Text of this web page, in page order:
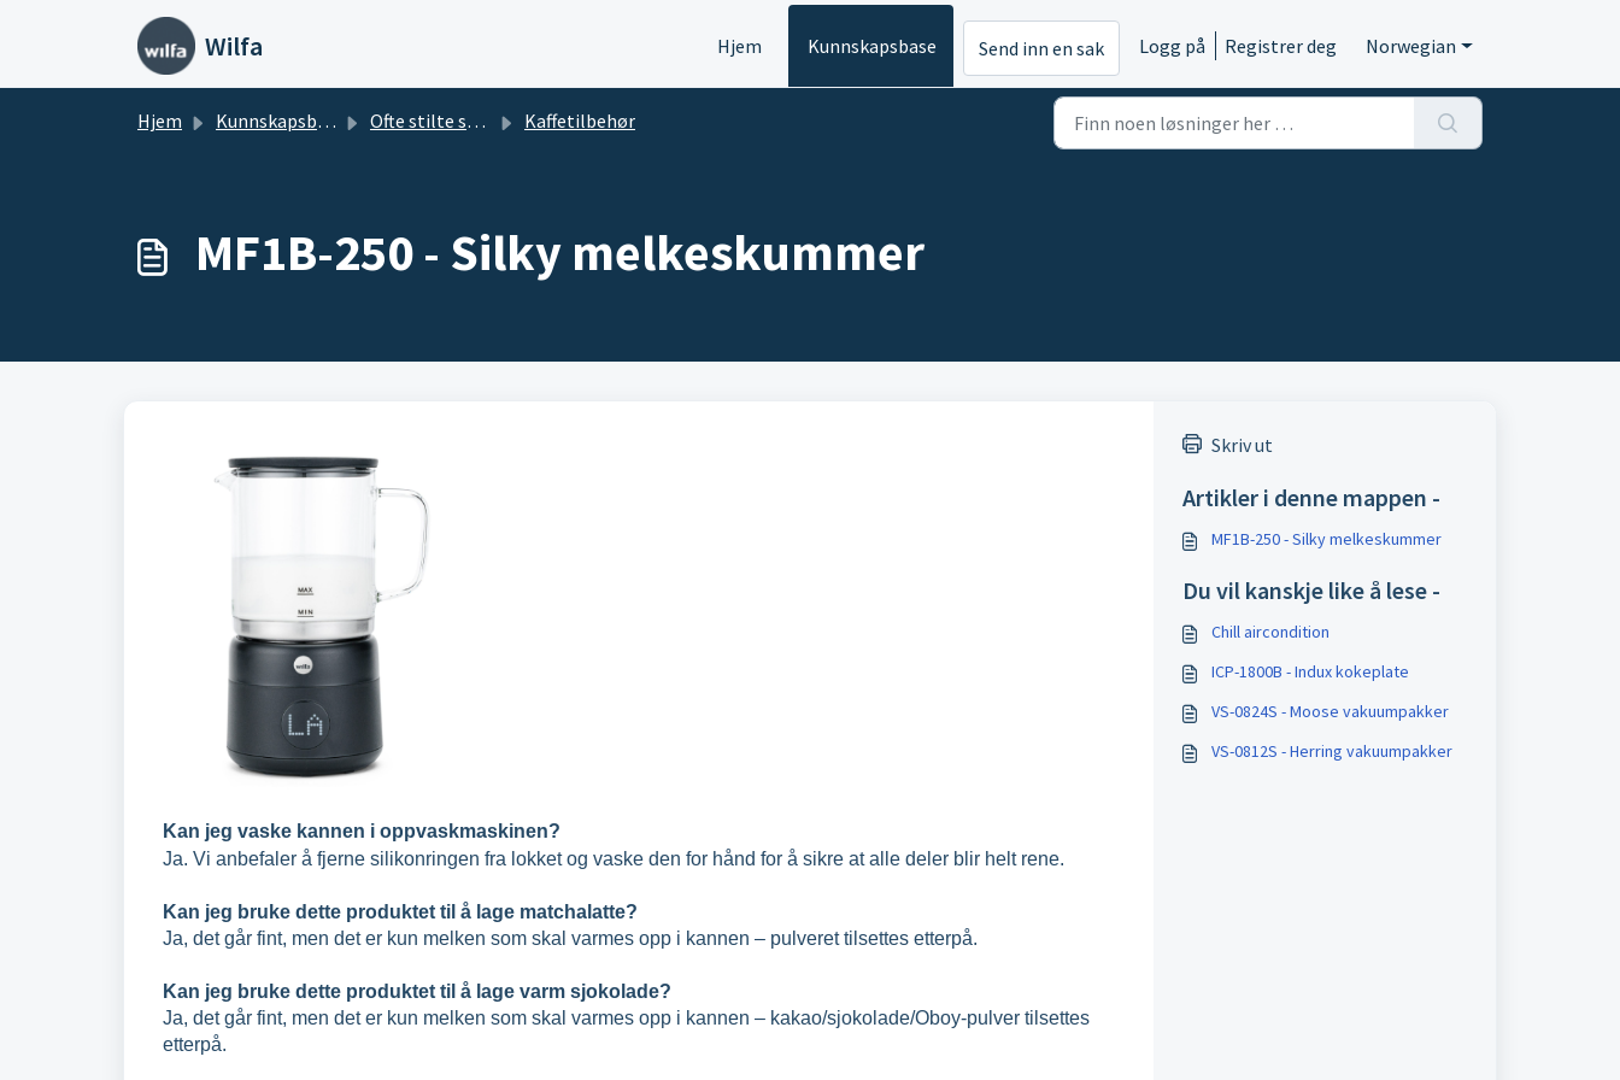
Gå til hovedinnhold
Wilfa Hjem Kunnskapsbase Send inn en sak Logg på Registrer deg Norwegian
Hjem Kunnskapsbase Ofte stilte spørsmål: Kjøkkenutstyr Kaffetilbehør
MF1B-250 - Silky melkeskummer
Kan jeg vaske kannen i oppvaskmaskinen?
Ja. Vi anbefaler å fjerne silikonringen fra lokket og vaske den for hånd for å sikre at alle deler blir helt rene.
Kan jeg bruke dette produktet til å lage matchalatte?
Ja, det går fint, men det er kun melken som skal varmes opp i kannen – pulveret tilsettes etterpå.
Kan jeg bruke dette produktet til å lage varm sjokolade?
Ja, det går fint, men det er kun melken som skal varmes opp i kannen – kakao/sjokolade/Oboy-pulver tilsettes
etterpå.
Skriv ut
Artikler i denne mappen -
MF1B-250 - Silky melkeskummer
Du vil kanskje like å lese -
Chill aircondition
ICP-1800B - Indux kokeplate
VS-0824S - Moose vakuumpakker
VS-0812S - Herring vakuumpakker